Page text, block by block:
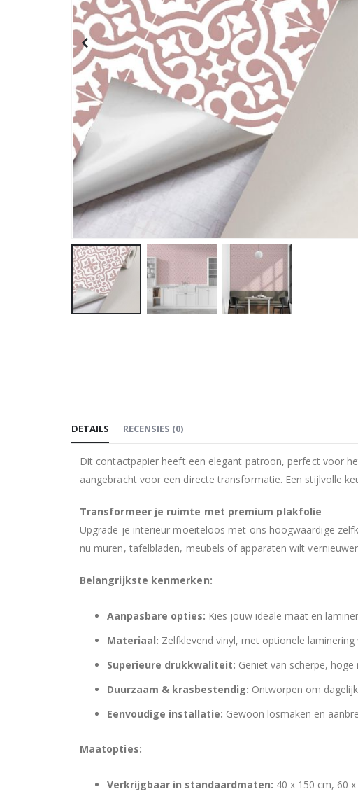
afbeeldingen-
gallerij
DETAILS
Dit contactpapier heeft een elegant patroon, perfect voor
aangebracht voor een directe transformatie. Een stijlvolle
Transformeer je ruimte met premium plakfolie
Upgrade je interieur moeiteloos met ons hoogwaardige
nu muren, tafelbladen, meubels of apparaten wilt
Belangrijkste kenmerken:
Aanpasbare opties: Kies jouw ideale maat en
Materiaal: Zelfklevend vinyl, met optionele
Superieure drukkwaliteit: Geniet van scherpe,
Duurzaam & krasbestendig: Ontworpen om
Eenvoudige installatie: Gewoon losmaken en
Maatopties:
Verkrijgbaar in standaardmaten: 40 x 150 cm, 60
RECENSIES (0)